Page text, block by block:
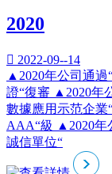
2020
 2022-09--14
▲2020年公司通過
證“復審 ▲2020年
數據應用示范企業
AAA“級 ▲2020年
誠信單位“